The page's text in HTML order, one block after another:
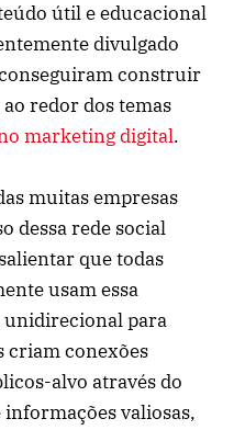
útil e educacional
divulgado
construir
redor dos temas
marketing digital.
muitas empresas
dessa rede social
que todas
usam essa
para
criam conexões
alvo através do
valiosas,